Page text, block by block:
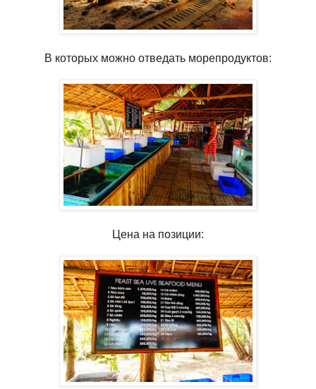
В которых можно отведать морепродуктов:
Цена на позиции: